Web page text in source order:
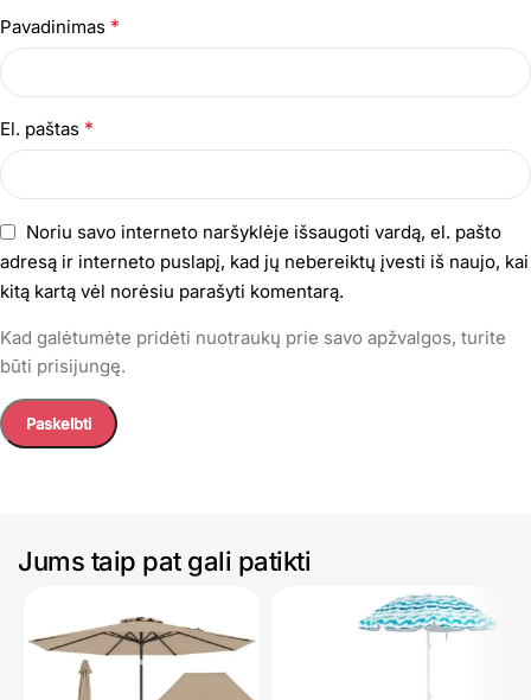
Pavadinimas *
El. paštas *
Noriu savo interneto naršyklėje išsaugoti vardą, el. pašto
adresą ir interneto puslapį, kad jų nebereiktų įvesti iš naujo, kai
kitą kartą vėl norėsiu parašyti komentarą.
Kad galėtumėte pridėti nuotraukų prie savo apžvalgos, turite
būti prisijungę.
Jums taip pat gali patikti